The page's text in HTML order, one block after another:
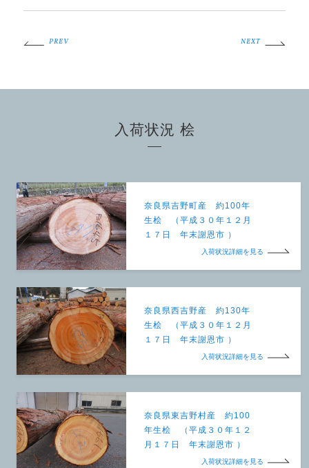
PREV NEXT
入荷状況 桧
奈良県吉野町産 約100年
生桧 （平成３０年１２月
１７日 年末謝恩市 ）
入荷状況詳細を見る
奈良県西吉野産 約130年
生桧 （平成３０年１２月
１７日 年末謝恩市 ）
入荷状況詳細を見る
奈良県東吉野村産 約100
年生桧 （平成３０年１２
月１７日 年末謝恩市 ）
入荷状況詳細を見る